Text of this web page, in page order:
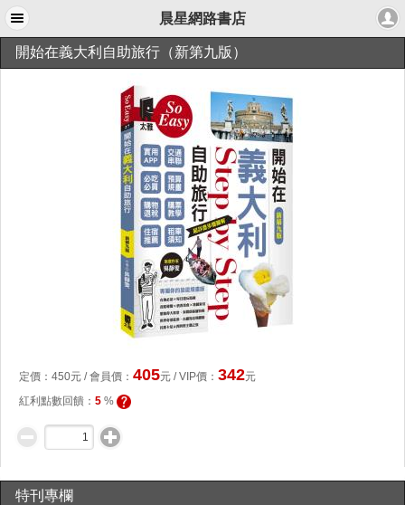
晨星網路書店
開始在義大利自助旅行（新第九版）
定價： 450元 /會員價 ： 405元 / VIP價： 342元
紅利點數回饋： 5 %
特刊專欄